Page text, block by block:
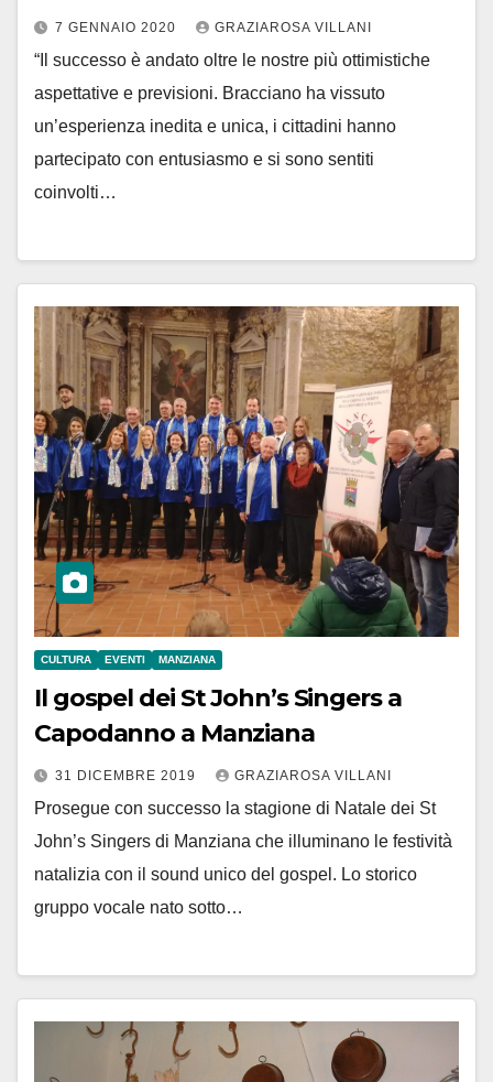
7 GENNAIO 2020 GRAZIAROSA VILLANI
“Il successo è andato oltre le nostre più ottimistiche
aspettative e previsioni. Bracciano ha vissuto
un’esperienza inedita e unica, i cittadini hanno
partecipato con entusiasmo e si sono sentiti
coinvolti…
CULTURA EVENTI MANZIANA
Il gospel dei St John’s Singers a
Capodanno a Manziana
31 DICEMBRE 2019 GRAZIAROSA VILLANI
Prosegue con successo la stagione di Natale dei St
John’s Singers di Manziana che illuminano le festività
natalizia con il sound unico del gospel. Lo storico
gruppo vocale nato sotto…